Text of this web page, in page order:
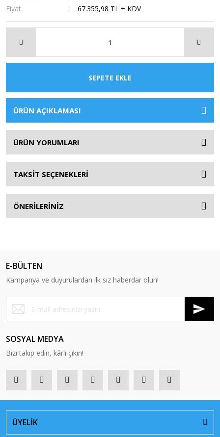
Fiyat
67.355,98 TL + KDV
SEPETE EKLE
ÜRÜN AÇIKLAMASI
ÜRÜN YORUMLARI
TAKSİT SEÇENEKLERİ
ÖNERİLERİNİZ
E-BÜLTEN
Kampanya ve duyurulardan ilk siz haberdar olun!
SOSYAL MEDYA
Bizi takip edin, kârlı çıkın!
ÜYELİK